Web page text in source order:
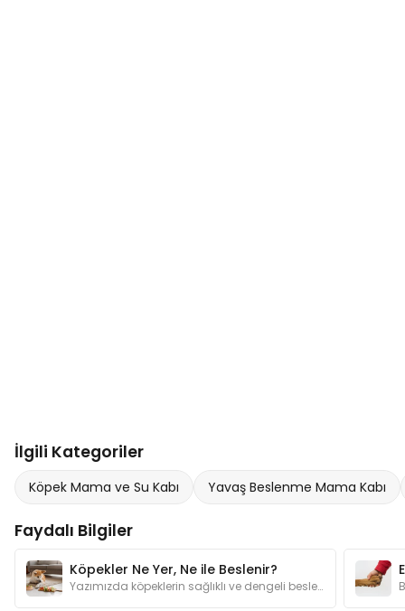
İlgili Kategoriler
Köpek Mama ve Su Kabı Yavaş Beslenme Mama Kabı
Faydalı Bilgiler
Köpekler Ne Yer, Ne ile Beslenir?
Yazımızda köpeklerin sağlıklı ve dengeli beslenmesi için gerekli besin grupları hakkında bilgi ve "Köpekler ne yer?" sorusunun yanıtlar bulabilirsiniz